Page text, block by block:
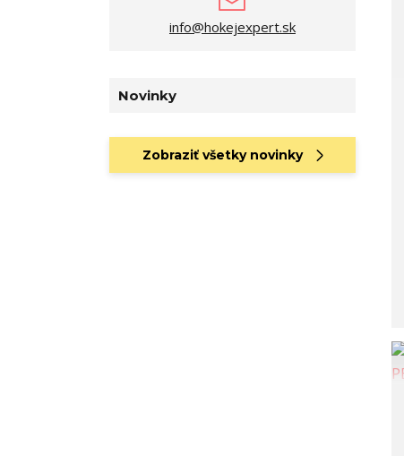
info@hokejexpert.sk
Novinky
Zobraziť všetky novinky